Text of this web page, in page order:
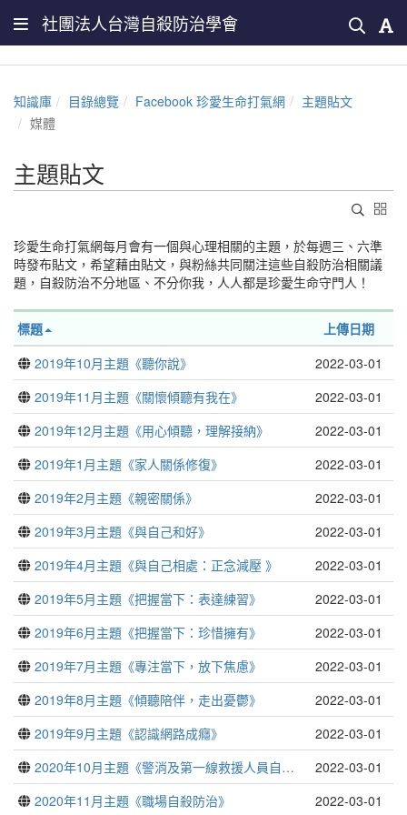
社團法人台灣自殺防治學會
知識庫 目錄總覽 Facebook 珍愛生命打氣網
主題貼文
媒體
主題貼文
珍愛生命打氣網每月會有一個與心理相關的主題，於每週三、六準
時發布貼文，希望藉由貼文，與粉絲共同關注這些自殺防治相關議
題，自殺防治不分地區、不分你我，人人都是珍愛生命守門人！
標題
上傳日期
2019年10月主題《聽你說》
2022-03-01
2019年11月主題《關懷傾聽有我在》
2022-03-01
2019年12月主題《用心傾聽，理解接納》
2022-03-01
2019年1月主題《家人關係修復》
2022-03-01
2019年2月主題《親密關係》
2022-03-01
2019年3月主題《與自己和好》
2022-03-01
2019年4月主題《與自己相處：正念減壓 》
2022-03-01
2019年5月主題《把握當下：表達練習》
2022-03-01
2019年6月主題《把握當下：珍惜擁有》
2022-03-01
2019年7月主題《專注當下，放下焦慮》
2022-03-01
2019年8月主題《傾聽陪伴，走出憂鬱》
2022-03-01
2019年9月主題《認識網路成癮》
2022-03-01
2020年10月主題《警消及第一線救援人員自殺防治》
2022-03-01
2020年11月主題《職場自殺防治》
2022-03-01